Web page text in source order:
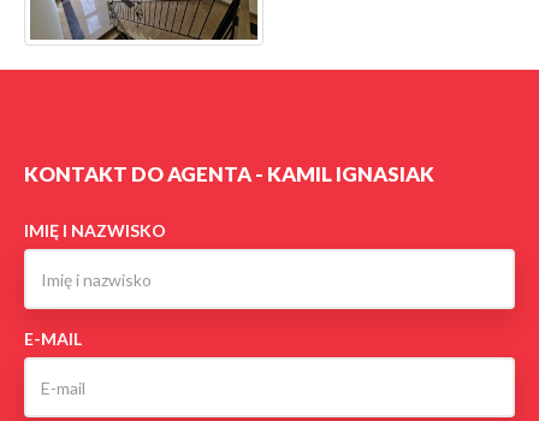
KONTAKT DO AGENTA - KAMIL IGNASIAK
IMIĘ I NAZWISKO
E-MAIL